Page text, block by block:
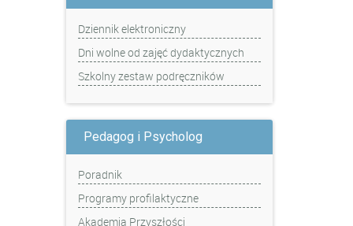
Dziennik elektroniczny
Dni wolne od zajęć dydaktycznych
Szkolny zestaw podręczników
Pedagog i Psycholog
Poradnik
Programy profilaktyczne
Akademia Przyszłości